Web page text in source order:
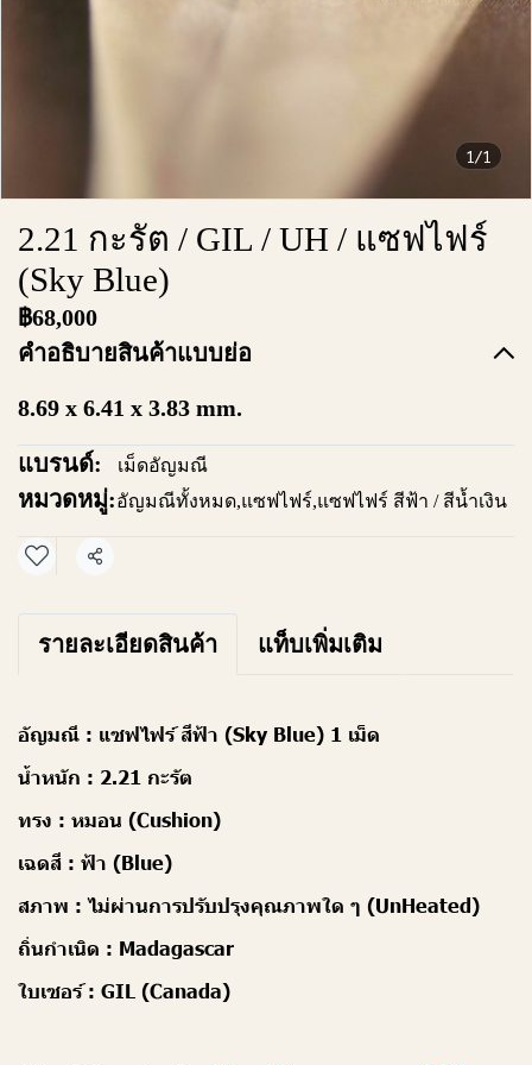
1/1
2.21 กะรัต / GIL / UH / แซฟไฟร์
(Sky Blue)
฿68,000
คำอธิบายสินค้าแบบย่อ
8.69 x 6.41 x 3.83 mm.
แบรนด์: เม็ดอัญมณี
หมวดหมู่:อัญมณีทั้งหมด,แซฟไฟร์,แซฟไฟร์ สีฟ้า / สีน้ำเงิน
แชร์
รายละเอียดสินค้า แท็บเพิ่มเติม
อัญมณี : แซฟไฟร์ สีฟ้า (Sky Blue) 1 เม็ด
น้ำหนัก : 2.21 กะรัต
ทรง : หมอน (Cushion)
เฉดสี : ฟ้า (Blue)
สภาพ : ไม่ผ่านการปรับปรุงคุณภาพใด ๆ (UnHeated)
ถิ่นกำเนิด : Madagascar
ใบเซอร์ : GIL (Canada)